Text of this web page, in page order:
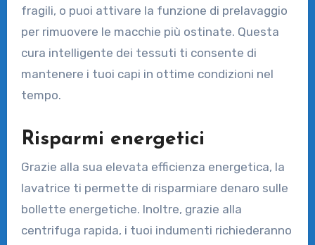
fragili, o puoi attivare la funzione di prelavaggio
per rimuovere le macchie più ostinate. Questa
cura intelligente dei tessuti ti consente di
mantenere i tuoi capi in ottime condizioni nel
tempo.
Risparmi energetici
Grazie alla sua elevata efficienza energetica, la
lavatrice ti permette di risparmiare denaro sulle
bollette energetiche. Inoltre, grazie alla
centrifuga rapida, i tuoi indumenti richiederanno